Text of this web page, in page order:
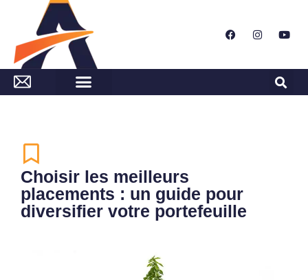
Choisir les meilleurs
placements : un guide pour
diversifier votre portefeuille